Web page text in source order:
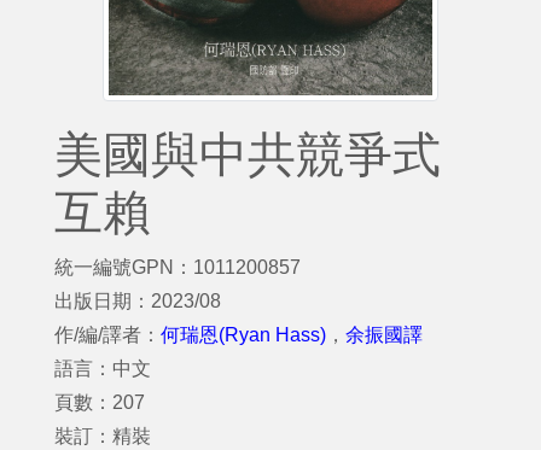
美國與中共競爭式
互賴
統一編號GPN：1011200857
出版日期：2023/08
作/編/譯者： 何瑞恩(Ryan Hass) ， 余振國譯
語言：中文
頁數：207
裝訂：精裝